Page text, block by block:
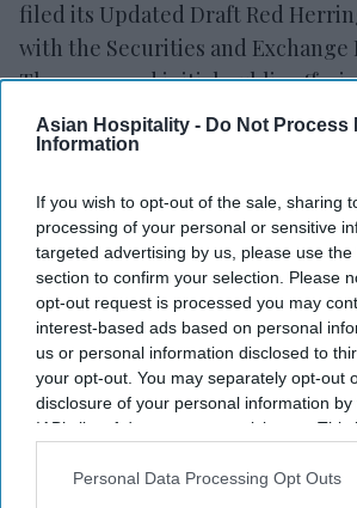
Asian Hospitality - Do Not Process
Information
If you wish to opt-out of the sale, sharing
processing of your personal or sensitive
targeted advertising by us, please use
section to confirm your selection. Please
opt-out request is processed you may
interest-based ads based on personal
us or personal information disclosed to
your opt-out. You may separately opt-out
disclosure of your personal information
IAB’s list of downstream participants. This
Downstream Participantsthat may further
Personal Data Processing Opt Outs
filed its Updated Draft Red
with the Securities and Exchange
The proposed initial public
fresh issue of shares worth up to
million, with no offer for sale by
Existing investors, including
Holdings, founder Ritesh Agarwal
Hospitality Holdings, Microsoft,
A1 Holdings, Star Virtue
Ventures, Lightspeed, Greenoaks
Peak XV, will not sell shares in
said in the filing. The company
submitted its draft red herring
December 2025.